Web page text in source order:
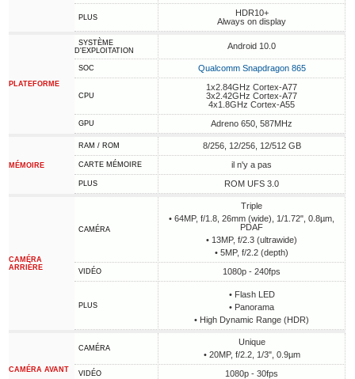
PLUS
HDR10+
Always on display
PLATEFORME
SYSTÈME
D'EXPLOITATION
Android 10.0
SOC Qualcomm Snapdragon 865
CPU
1x2.84GHz Cortex-A77
3x2.42GHz Cortex-A77
4x1.8GHz Cortex-A55
GPU Adreno 650, 587MHz
MÉMOIRE
RAM / ROM 8/256, 12/256, 12/512 GB
CARTE MÉMOIRE il n'y a pas
PLUS ROM UFS 3.0
CAMÉRA
ARRIÈRE
CAMÉRA
Triple
• 64MP, f/1.8, 26mm (wide), 1/1.72", 0.8µm,
PDAF
• 13MP, f/2.3 (ultrawide)
• 5MP, f/2.2 (depth)
VIDÉO 1080p - 240fps
PLUS
• Flash LED
• Panorama
• High Dynamic Range (HDR)
CAMÉRA AVANT
CAMÉRA
Unique
• 20MP, f/2.2, 1/3", 0.9µm
VIDÉO 1080p - 30fps